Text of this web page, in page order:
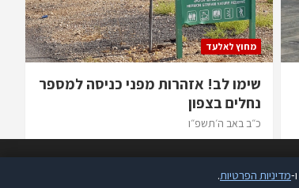
מחוץ לאלעד
שימו לב! אזהרות מפני כניסה למספר
נחלים בצפון
כ״ב באב ה׳תשפ״ו
ו-מדיניות הפרטיות.